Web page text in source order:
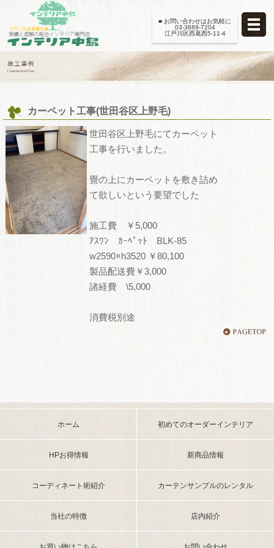
■ お問い合わせはお気軽に
03-3689-7204
江戸川区西葛西5-11-4
カーペット工事(世田谷区上野毛)
世田谷区上野毛にてカーペット
工事を行いました。
畳の上にカーペットを敷き詰め
て欲しいという要望でした
施工費 ￥5,000
ｱｽﾜﾝ ｶｰﾍﾟｯﾄ BLK-85
w2590×h3520 ￥80,100
製品配送費￥3,000
諸経費 \5,000
消費税別途
ホーム 初めてのオーダーインテリア
HPお得情報 新商品情報
コーディネート術紹介 カーテンサンプルのレンタル
当社の特徴 店内紹介